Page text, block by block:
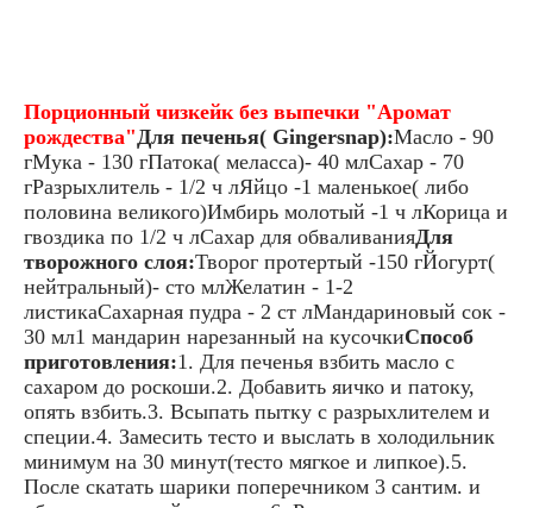
Порционный чизкейк без выпечки "Аромат
рождества" Для печенья( Gingersnap):Масло - 90
гМука - 130 гПатока( меласса)- 40 млСахар - 70
гРазрыхлитель - 1/2 ч лЯйцо -1 маленькое( либо
половина великого)Имбирь молотый -1 ч лКорица и
гвоздика по 1/2 ч лСахар для обваливанияДля
творожного слоя:Творог протертый -150 гЙогурт(
нейтральный)- сто млЖелатин - 1-2
листикаСахарная пудра - 2 ст лМандариновый сок -
30 мл1 мандарин нарезанный на кусочкиСпособ
приготовления:1. Для печенья взбить масло с
сахаром до роскоши.2. Добавить яичко и патоку,
опять взбить.3. Всыпать пытку с разрыхлителем и
специи.4. Замесить тесто и выслать в холодильник
минимум на 30 минут(тесто мягкое и липкое).5.
После скатать шарики поперечником 3 сантим. и